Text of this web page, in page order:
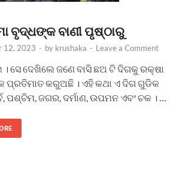
ବୃଦ୍ଧଙ୍କ ବାଣୀ ପୃଷ୍ଠାରୁ
12, 2023 - by krushaka - Leave a Comment
ସେ ଦେଖିଲେ ଜଣେ ବାସି ଛଅ ଟି ଦିଗକୁ ରକ୍ଷା
ପ୍ରତିମାତ କରୁଅଛି । ଏହି କଥା ଏ ଦିଗ ଗୁଡିକ
ପଶ୍ଚିମ, ଜଗର, ଦର୍ମାଣ, ଉପମନ ଏବଂ ଚକ । …